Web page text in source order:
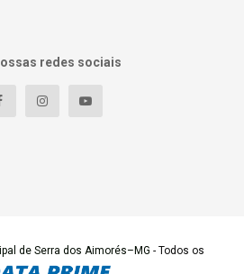
redes sociais
de Serra dos Aimorés–MG - Todos os